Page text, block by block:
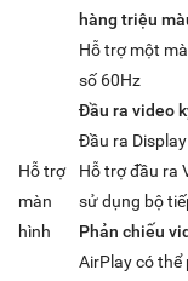
Hỗ trợ
màn
hình
hàng triệu
Hỗ trợ một
số 60Hz
Đầu ra video
Đầu ra
Hỗ trợ đầu ra
sử dụng bộ
Phản chiếu
AirPlay có thể